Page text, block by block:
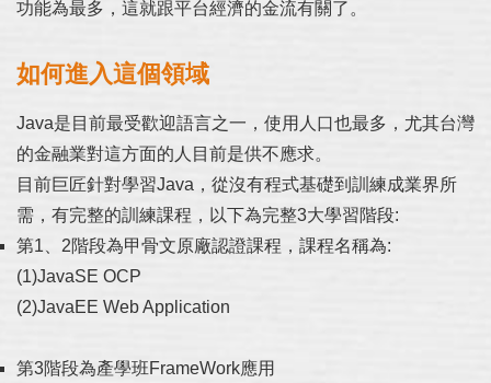
功能為最多，這就跟平台經濟的金流有關了。
如何進入這個領域
Java是目前最受歡迎語言之一，使用人口也最多，尤其台灣
的金融業對這方面的人目前是供不應求。
目前巨匠針對學習Java，從沒有程式基礎到訓練成業界所
需，有完整的訓練課程，以下為完整3大學習階段:
第1、2階段為甲骨文原廠認證課程，課程名稱為:
(1)JavaSE OCP
(2)JavaEE Web Application
第3階段為產學班FrameWork應用